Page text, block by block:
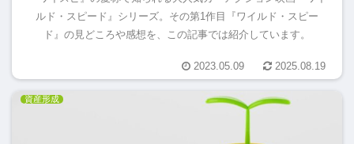
ルド・スピード』シリーズ。その第1作目『ワイルド・スピー
ド』の見どころや感想を、この記事では紹介しています。
2023.05.09 2025.08.19
資産形成